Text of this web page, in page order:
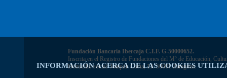
INFORMACIÓN ACERCA DE LAS COOKIES
Fundación Bancaria Ibercaja C.I.F. G-50000652.
Inscrita en el Registro de Fundaciones del Mº de Educación,
Domicilio social: Joaquín Costa, 13. 50001 Zaragoza.